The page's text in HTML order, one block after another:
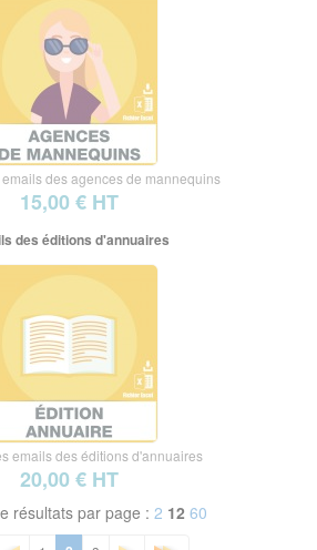
des agences de mannequins
15,00 € HT
des éditions d'annuaires
emails des éditions d'annuaires
20,00 € HT
résultats par page : 2 12 60